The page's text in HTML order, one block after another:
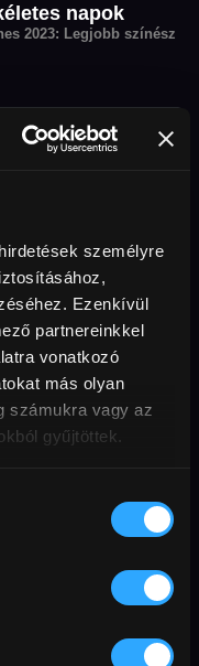
személyre
Ezenkívül
partnereinkkel
vonatkozó
más olyan
számukra vagy az
gyűjtöttek.
napok
2023: Legjobb színész
meg kell
(18)